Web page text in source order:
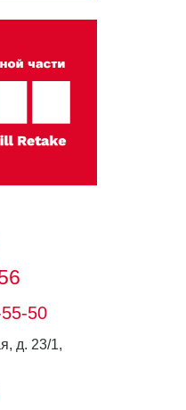
50
д. 23/1,